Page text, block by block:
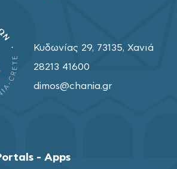
Κυδωνίας 29, 73135, Χανιά
28213 41600
dimos@chania.gr
- Apps